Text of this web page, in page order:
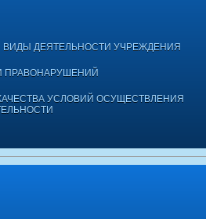
ВИДЫ ДЕЯТЕЛЬНОСТИ УЧРЕЖДЕНИЯ
ПРАВОНАРУШЕНИЙ
УСЛОВИЙ ОСУЩЕСТВЛЕНИЯ